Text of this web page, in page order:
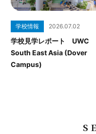
学校情報 2026.07.02
学校見学レポート UWC
South East Asia (Dover
Campus)